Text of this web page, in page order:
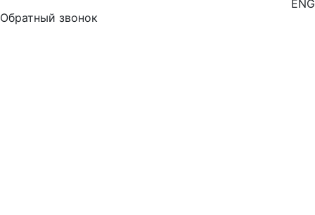
ENG
Обратный звонок